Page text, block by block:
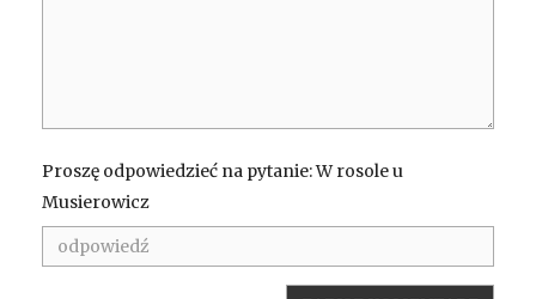
Proszę odpowiedzieć na pytanie: W rosole u
Musierowicz